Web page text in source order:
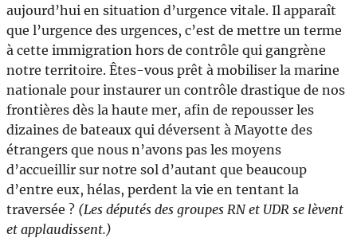
aujourd’hui en situation d’urgence vitale. Il apparaît
que l’urgence des urgences, c’est de mettre un terme
à cette immigration hors de contrôle qui gangrène
notre territoire. Êtes-vous prêt à mobiliser la marine
nationale pour instaurer un contrôle drastique de nos
frontières dès la haute mer, afin de repousser les
dizaines de bateaux qui déversent à Mayotte des
étrangers que nous n’avons pas les moyens
d’accueillir sur notre sol d’autant que beaucoup
d’entre eux, hélas, perdent la vie en tentant la
traversée ? (Les députés des groupes RN et UDR se lèvent
et applaudissent.)